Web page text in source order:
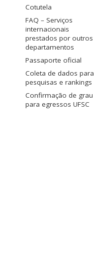
Cotutela
FAQ – Serviços
internacionais
prestados por outros
departamentos
Passaporte oficial
Coleta de dados para
pesquisas e rankings
Confirmação de grau
para egressos UFSC